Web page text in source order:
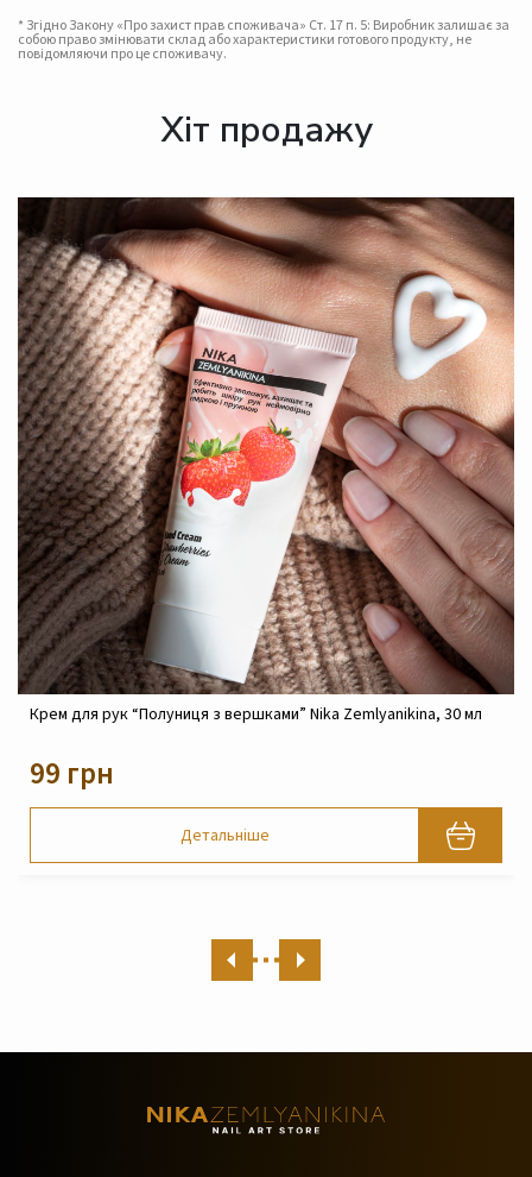
* Згідно Закону «Про захист прав споживача» Ст. 17 п. 5: Виробник залишає за
собою право змінювати склад або характеристики готового продукту, не
повідомляючи про це споживачу.
Хіт продажу
Крем реконструюючий живильний для обличчя Nika
820 грн